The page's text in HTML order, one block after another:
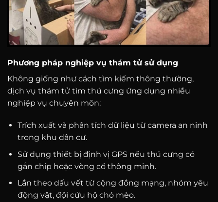
Phương pháp nghiệp vụ thám tử sử dụng
Không giống như cách tìm kiếm thông thường,
dịch vụ thám tử tìm thú cưng ứng dụng nhiều
nghiệp vụ chuyên môn:
Trích xuất và phân tích dữ liệu từ camera an ninh
trong khu dân cư.
Sử dụng thiết bị định vị GPS nếu thú cưng có
gắn chip hoặc vòng cổ thông minh.
Lần theo dấu vết từ cộng đồng mạng, nhóm yêu
động vật, đội cứu hộ chó mèo.